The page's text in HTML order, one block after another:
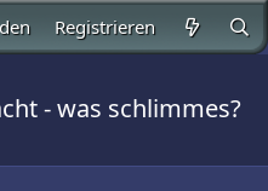
Registrieren
- was schlimmes?